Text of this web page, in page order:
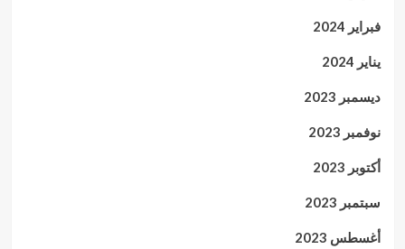
فبراير 2024
يناير 2024
ديسمبر 2023
نوفمبر 2023
أكتوبر 2023
سبتمبر 2023
أغسطس 2023